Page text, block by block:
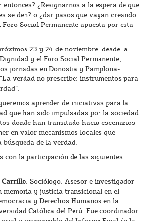
entonces? ¿Resignarnos a la espera de que
se den? o ¿dar pasos que vayan creando
Foro Social Permanente apuesta por esta
23 y 24 de noviembre, desde la
y el Foro Social Permanente,
jornadas en Donostia y Pamplona-
verdad no prescribe: instrumentos para
aprender de iniciativas para la
que han sido impulsadas por la sociedad
donde han transitado hacia escenarios
en valor mecanismos locales que
búsqueda de la verdad.
con la participación de las siguientes
Carrillo. Sociólogo. Asesor e investigador
memoria y justicia transicional en el
y Derechos Humanos en la
Católica del Perú. Fue coordinador